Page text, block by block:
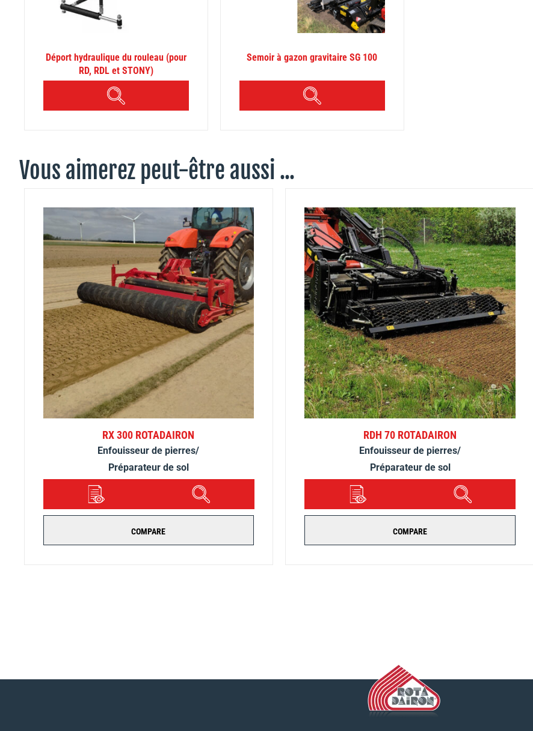
Déport hydraulique du rouleau (pour
RD, RDL et STONY)
APERÇU
Semoir à gazon gravitaire SG 100
APERÇU
Vous aimerez peut-être aussi ...
RX 300 ROTADAIRON
Enfouisseur de pierres/
Préparateur de sol
COMPARE
DÉTAILS APERÇU
RDH 70 ROTADAIRON
Enfouisseur de pierres/
Préparateur de sol
COMPARE
DÉTAILS APERÇU